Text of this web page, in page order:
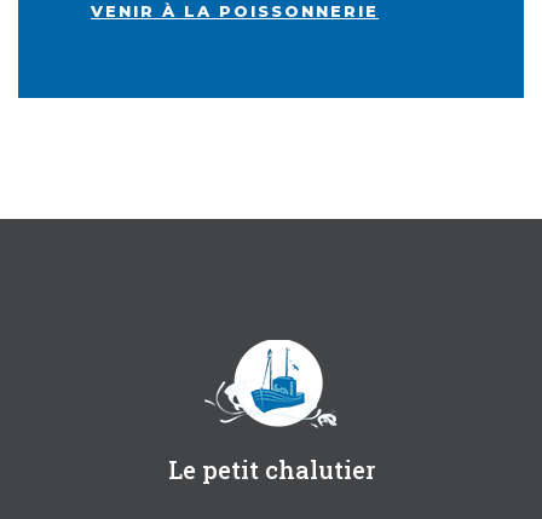
VENIR À LA POISSONNERIE
Le petit chalutier